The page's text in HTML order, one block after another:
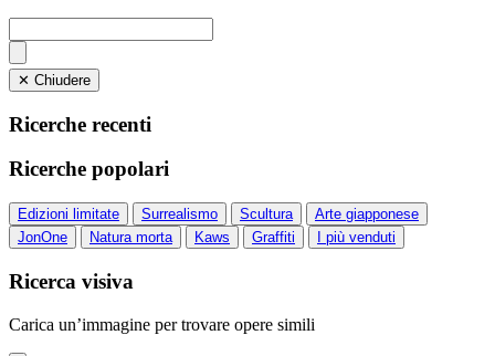
✕ Chiudere
Ricerche recenti
Ricerche popolari
Edizioni limitate Surrealismo Scultura
Arte giapponese
JonOne
Natura morta Kaws Graffiti I più venduti
Ricerca visiva
Carica un’immagine per trovare opere simili